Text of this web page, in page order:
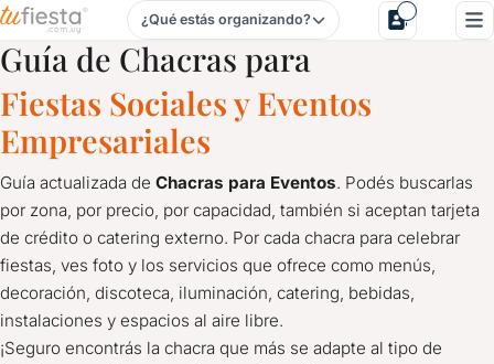
Chacras para Fiestas y Eventos en Manga, Montevideo
¿Qué estás organizando?
Guía de Chacras para
Fiestas Sociales y Eventos
Empresariales
Guía actualizada de Chacras para Eventos. Podés buscarlas
por zona, por precio, por capacidad, también si aceptan tarjeta
de crédito o catering externo. Por cada chacra para celebrar
fiestas, ves foto y los servicios que ofrece como menús,
decoración, discoteca, iluminación, catering, bebidas,
instalaciones y espacios al aire libre.
¡Seguro encontrás la chacra que más se adapte al tipo de